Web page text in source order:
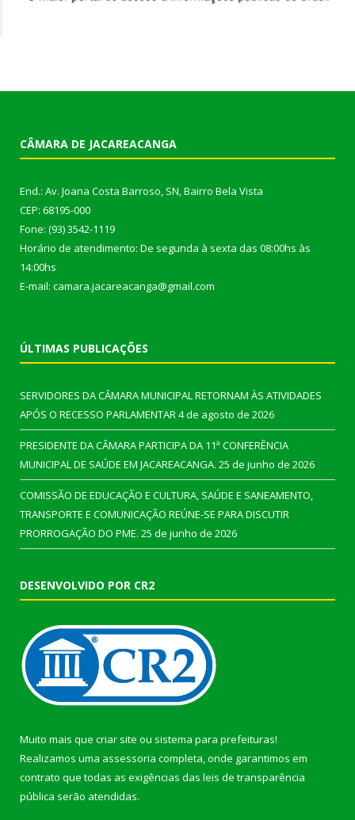
CÂMARA DE JACAREACANGA
End.: Av. Joana Costa Barroso, SN, Bairro Bela Vista
CEP: 68195-000
Fone: (93) 3542-1119
Horário de atendimento: De segunda à sexta das 08:00hs às
14:00hs
E-mail: camara.jacareacanga@gmail.com
ÚLTIMAS PUBLICAÇÕES
SERVIDORES DA CÂMARA MUNICIPAL RETORNAM ÀS ATIVIDADES
APÓS O RECESSO PARLAMENTAR4 de agosto de 2026
PRESIDENTE DA CÂMARA PARTICIPA DA 11ª CONFERÊNCIA
MUNICIPAL DE SAÚDE EM JACAREACANGA. 25 de junho de 2026
COMISSÃO DE EDUCAÇÃO E CULTURA, SAÚDE E SANEAMENTO,
TRANSPORTE E COMUNICAÇÃO REÚNE-SE PARA DISCUTIR
PRORROGAÇÃO DO PME. 25 de junho de 2026
DESENVOLVIDO POR CR2
Muito mais que criar site ou sistema para prefeituras!
Realizamos uma assessoria completa, onde garantimos em
contrato que todas as exigências das leis de transparência
pública serão atendidas.